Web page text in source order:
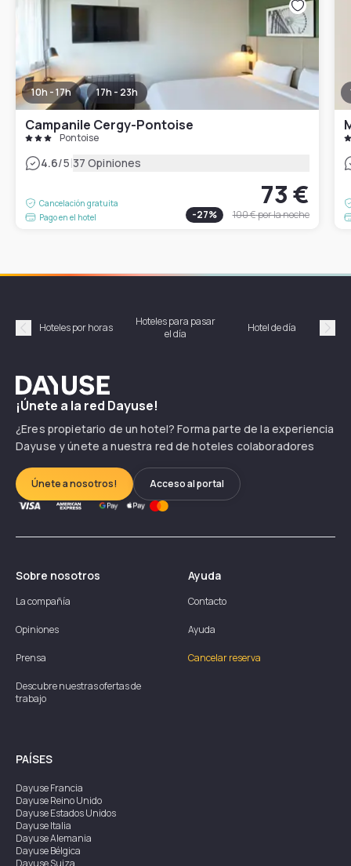
10h - 17h 17h - 23h
Campanile Cergy-Pontoise
Pontoise
4.6/5|37 Opiniones
Cancelación gratuita
Pago en el hotel
73 €
-27% 100 €por la noche
Précédent
Hoteles por horas
Hoteles para pasar
el día
Hotel de día
Dayuse
¡Únete a la red Dayuse!
¿Eres propietario de un hotel? Forma parte de la experiencia
Dayuse y únete a nuestra red de hoteles colaboradores
Únete a nosotros! Acceso al portal
Sobre nosotros
La compañía
Opiniones
Prensa
Descubre nuestras ofertas de
trabajo
Ayuda
Contacto
Ayuda
Cancelar reserva
PAÍSES
DayuseFrancia
DayuseReino Unido
DayuseEstados Unidos
DayuseItalia
DayuseAlemania
DayuseBélgica
DayuseSuiza